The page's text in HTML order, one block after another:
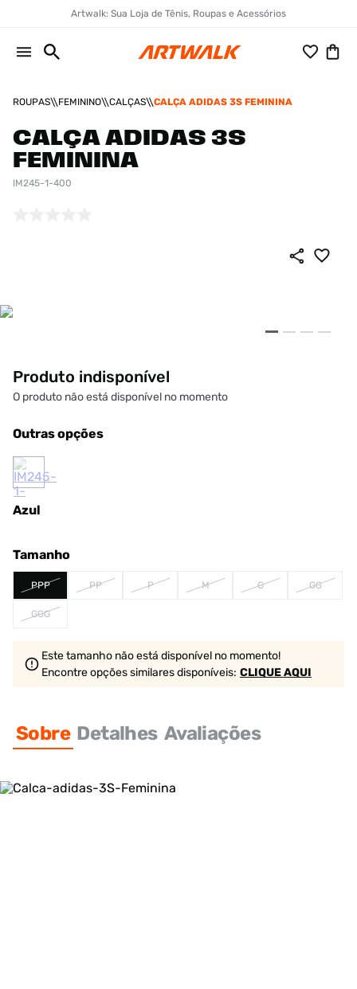
Artwalk: Sua Loja de Tênis, Roupas e Acessórios
ROUPAS FEMININO CALÇAS CALÇA ADIDAS 3S FEMININA
CALÇA ADIDAS 3S
FEMININA
IM245-1-400
Produto indisponível
O produto não está disponível no momento
Outras opções
Azul
Tamanho
PPP PP P M G GG
GGG
Este tamanho não está disponível no momento!
Encontre opções similaresdisponíveis: CLIQUE AQUI
Sobre Detalhes Avaliações